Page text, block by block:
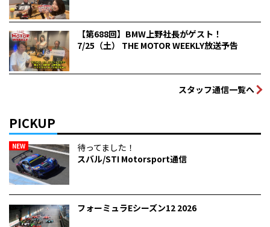
【第688回】BMW上野社長がゲスト！
7/25（土） THE MOTOR WEEKLY放送予告
スタッフ通信一覧へ
PICKUP
NEW
待ってました！
スバル/STI Motorsport通信
フォーミュラEシーズン12 2026